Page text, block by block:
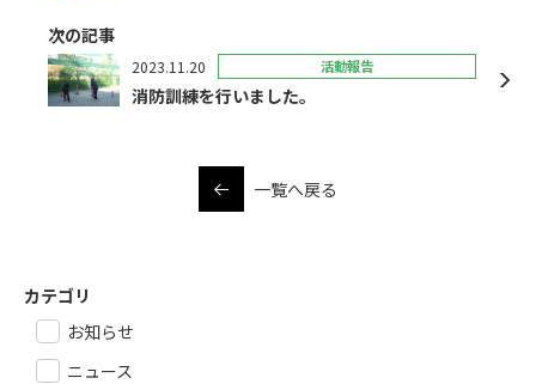
次の記事
2023.11.20 活動報告
消防訓練を行いました。
一覧へ戻る
カテゴリ
お知らせ
ニュース